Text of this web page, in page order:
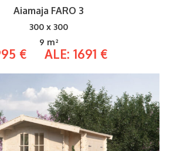
Aiamaja FARO 3
300 x 300
9 m²
€ ALE: 1691 €